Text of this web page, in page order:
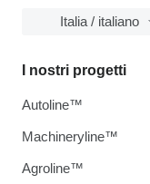
Italia / italiano
I nostri progetti
Autoline™
Machineryline™
Agroline™